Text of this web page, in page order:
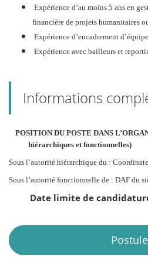
Expérience d’au moins 5 ans en
financière de projets humanitaires
Expérience d’encadrement
Expérience avec bailleurs et
Informations
POSITION DU POSTE DANS
hiérarchiques et fonctionnelles)
Sous l’autorité hiérarchique du :
Sous l’autorité fonctionnelle de : DAF du
Date limite de